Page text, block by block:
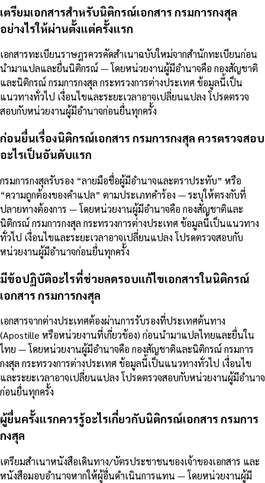
เตรียมเอกสารสำหรับนิติกรณ์เอกสาร กรมการกงสุล
อย่างไรให้ผ่านตั้งแต่ครั้งแรก
เอกสารทะเบียนราษฎรควรคัดสำเนาฉบับใหม่จากสำนักทะเบียนก่อน
นำมาแปลและยื่นนิติกรณ์ — โดยหน่วยงานผู้มีอำนาจคือ กองสัญชาติ
และนิติกรณ์ กรมการกงสุล กระทรวงการต่างประเทศ ข้อมูลนี้เป็น
แนวทางทั่วไป เงื่อนไขและระยะเวลาอาจเปลี่ยนแปลง โปรดตรวจ
สอบกับหน่วยงานผู้มีอำนาจก่อนยื่นทุกครั้ง
ก่อนยื่นเรื่องนิติกรณ์เอกสาร กรมการกงสุล ควรตรวจสอบ
อะไรเป็นอันดับแรก
กรมการกงสุลรับรอง “ลายมือชื่อผู้มีอำนาจและตราประทับ” หรือ
“ความถูกต้องของคำแปล” ตามประเภทคำร้อง — ระบุให้ตรงกับที่
ปลายทางต้องการ — โดยหน่วยงานผู้มีอำนาจคือ กองสัญชาติและ
นิติกรณ์ กรมการกงสุล กระทรวงการต่างประเทศ ข้อมูลนี้เป็นแนวทาง
ทั่วไป เงื่อนไขและระยะเวลาอาจเปลี่ยนแปลง โปรดตรวจสอบกับ
หน่วยงานผู้มีอำนาจก่อนยื่นทุกครั้ง
มีข้อปฏิบัติอะไรที่ช่วยลดรอบแก้ไขเอกสารในนิติกรณ์
เอกสาร กรมการกงสุล
เอกสารจากต่างประเทศต้องผ่านการรับรองที่ประเทศต้นทาง
(Apostille หรือหน่วยงานที่เกี่ยวข้อง) ก่อนนำมาแปลไทยและยื่นใน
ไทย — โดยหน่วยงานผู้มีอำนาจคือ กองสัญชาติและนิติกรณ์ กรมการ
กงสุล กระทรวงการต่างประเทศ ข้อมูลนี้เป็นแนวทางทั่วไป เงื่อนไข
และระยะเวลาอาจเปลี่ยนแปลง โปรดตรวจสอบกับหน่วยงานผู้มีอำนาจ
ก่อนยื่นทุกครั้ง
ผู้ยื่นครั้งแรกควรรู้อะไรเกี่ยวกับนิติกรณ์เอกสาร กรมการ
กงสุล
เตรียมสำเนาหนังสือเดินทาง/บัตรประชาชนของเจ้าของเอกสาร และ
หนังสือมอบอำนาจหากให้ผู้อื่นดำเนินการแทน — โดยหน่วยงานผู้มี